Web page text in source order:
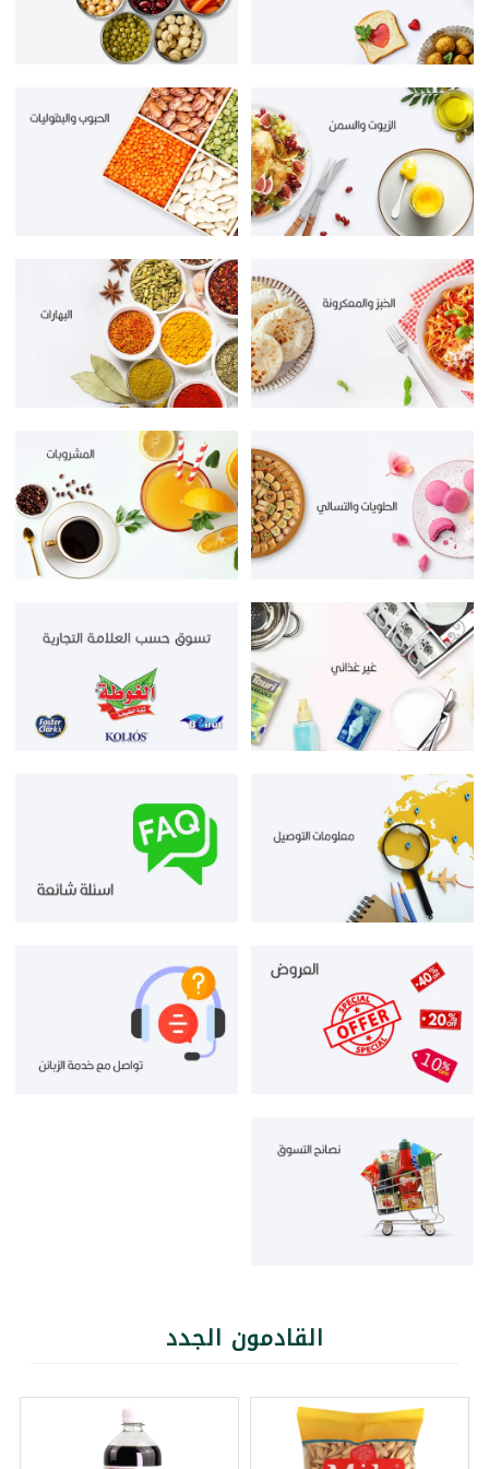
القادمون الجدد